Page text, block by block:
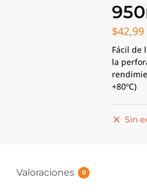
$42,99
Fácil
la
+80ºC)
Sin
Valoraciones 0